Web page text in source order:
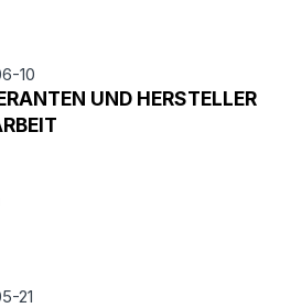
10
UND HERSTELLER
21